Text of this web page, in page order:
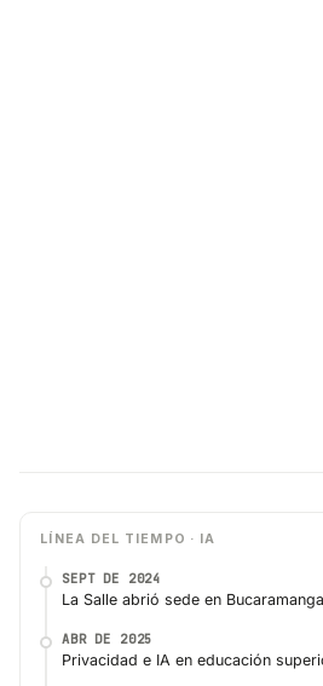
LÍNEA DEL TIEMPO · IA
SEPT DE 2024
La Salle abrió sede en Bucaramanga
ABR DE 2025
Privacidad e IA en educación